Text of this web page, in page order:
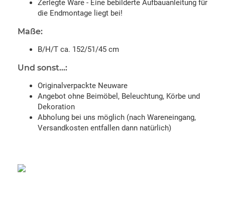
Zerlegte Ware - Eine bebilderte Aufbauanleitung für
die Endmontage liegt bei!
Maße:
B/H/T ca. 152/51/45 cm
Und sonst...:
Originalverpackte Neuware
Angebot ohne Beimöbel, Beleuchtung, Körbe und
Dekoration
Abholung bei uns möglich (nach Wareneingang,
Versandkosten entfallen dann natürlich)